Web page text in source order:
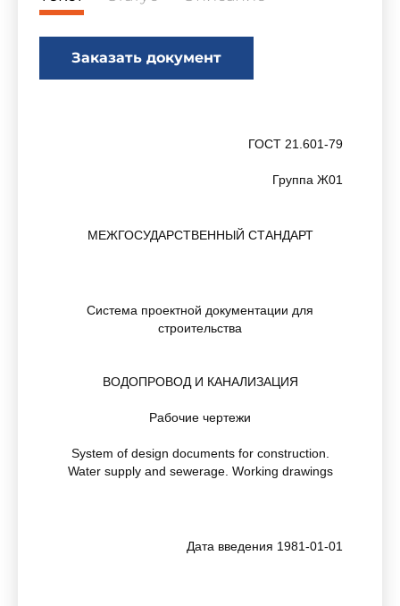
Заказать документ
ГОСТ 21.601-79
Группа Ж01
МЕЖГОСУДАРСТВЕННЫЙ СТАНДАРТ
Система проектной документации для
строительства
ВОДОПРОВОД И КАНАЛИЗАЦИЯ
Рабочие чертежи
System of design documents for construction.
Water supply and sewerage. Working drawings
Дата введения 1981-01-01